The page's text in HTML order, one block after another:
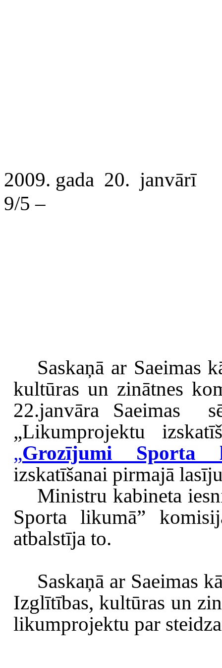
2009. gada 20. janvārī
9/5 –
Saskaņā ar Saeimas
kultūras un zinātnes
22.janvāra Saeimas
„Likumprojektu
„Grozījumi Sporta
izskatīšanai pirmajā
Ministru kabineta
Sporta likumā”
atbalstīja to.
Saskaņā ar Saeimas
Izglītības, kultūras un
likumprojektu par